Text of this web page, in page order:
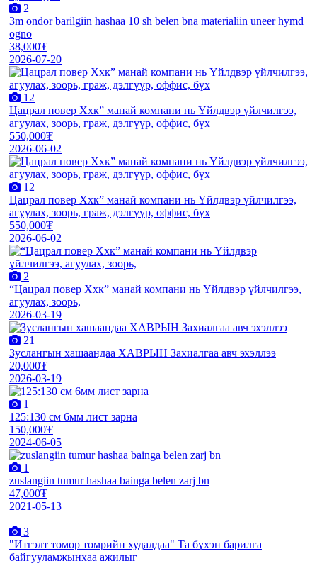
2
3m ondor barilgiin hashaa 10 sh belen bna materialiin uneer hymd
ogno
38,000₮
2026-07-20
12
Цацрал повер Ххк” манай компани нь Үйлдвэр үйлчилгээ,
агуулах, зоорь, граж, дэлгүүр, оффис, бүх
550,000₮
2026-06-02
12
Цацрал повер Ххк” манай компани нь Үйлдвэр үйлчилгээ,
агуулах, зоорь, граж, дэлгүүр, оффис, бүх
550,000₮
2026-06-02
2
“Цацрал повер Ххк” манай компани нь Үйлдвэр үйлчилгээ,
агуулах, зоорь,
2026-03-19
21
Зуслангын хашаандаа ХАВРЫН Захиалгаа авч эхэллээ
20,000₮
2026-03-19
1
125:130 см 6мм лист зарна
150,000₮
2024-06-05
1
zuslangiin tumur hashaa bainga belen zarj bn
47,000₮
2021-05-13
3
"Итгэлт төмөр төмрийн худалдаа" Та бүхэн барилга
байгууламжынхаа ажилыг